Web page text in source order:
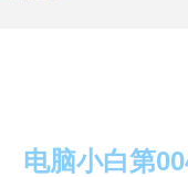
电脑小白第